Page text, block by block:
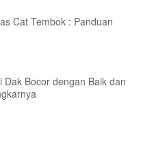
Cat Tembok : Panduan
Dak Bocor dengan Baik dan